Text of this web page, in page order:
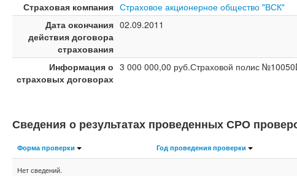
Страховая компания Страховое акционерное общество "ВСК"
Дата окончания
действия договора
страхования
02.09.2011
Информация о
страховых договорах
3 000 000,00 руб.Страховой полис
Сведения о результатах проведенных СРО
Форма проверки Год проведения проверки
Нет сведений.